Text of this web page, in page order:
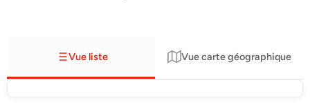
Vue liste Vue carte géographique